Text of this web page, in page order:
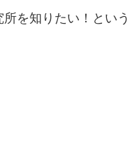
を知りたい！という